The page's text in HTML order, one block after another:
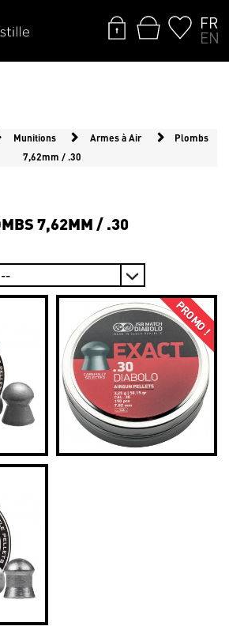
FR
EN
Munitions Armes à Air
Plombs
7,62mm / .30
7,62MM / .30
PROMO !